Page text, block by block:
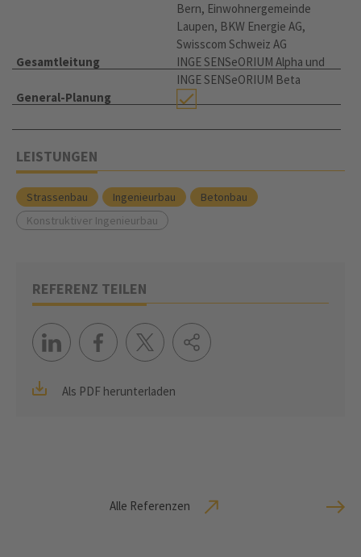
Bern, Einwohnergemeinde
Laupen, BKW Energie AG,
Swisscom Schweiz AG
Gesamtleitung
INGE SENSeORIUM Alpha und
INGE SENSeORIUM Beta
General-Planung
LEISTUNGEN
Strassenbau Ingenieurbau
Betonbau
Konstruktiver Ingenieurbau
REFERENZ TEILEN
Als PDF herunterladen
Alle Referenzen